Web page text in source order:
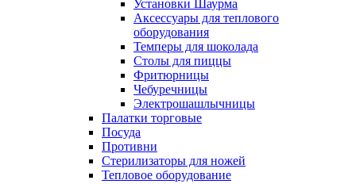
Установки Шаурма
Аксессуары для теплового
оборудования
Темперы для шоколада
Столы для пиццы
Фритюрницы
Чебуречницы
Электрошашлычницы
Палатки торговые
Посуда
Противни
Стерилизаторы для ножей
Тепловое оборудование